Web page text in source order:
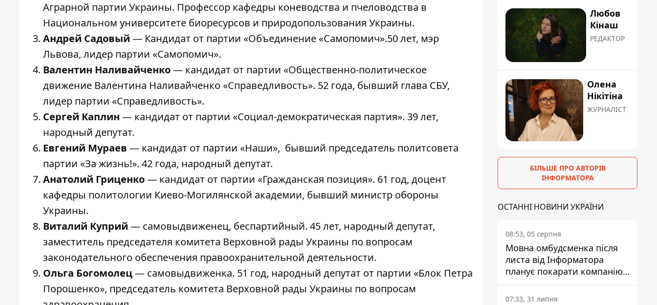
Аграрной партии Украины. Профессор кафедры коневодства и пчеловодства в
Национальном университете биоресурсов и природопользования Украины.
Андрей Садовый — Кандидат от партии «Объединение «Самопомич».50 лет, мэр
Львова, лидер партии «Самопомич».
Валентин Наливайченко— кандидат от партии «Общественно-политическое
движение Валентина Наливайченко «Справедливость». 52 года, бывший глава СБУ,
лидер партии «Справедливость».
Сергей Каплин — кандидат от партии «Социал-демократическая партия». 39 лет,
народный депутат.
Евгений Мураев — кандидат от партии «Наши», бывший председатель политсовета
партии «За жизнь!». 42 года, народный депутат.
Анатолий Гриценко— кандидат от партии «Гражданская позиция». 61 год, доцент
кафедры политологии Киево-Могилянской академии, бывший министр обороны
Украины.
Виталий Куприй — самовыдвиженец, беспартийный. 45 лет, народный депутат,
заместитель председателя комитета Верховной рады Украины по вопросам
законодательного обеспечения правоохранительной деятельности.
Ольга Богомолец— самовыдвиженка. 51 год, народный депутат от партии «Блок Петра
Порошенко», председатель комитета Верховной рады Украины по вопросам
Любов
Кінаш
РЕДАКТОР
Олена
Нікітіна
ЖУРНАЛІСТ
БІЛЬШЕ ПРО АВТОРІВ
ІНФОРМАТОРА
ОСТАННІ НОВИНИ УКРАЇНИ
08:53, 05 серпня
Мовна омбудсменка після
листа від Інформатора
планує покарати компанію-
підрядника ПриватБанку
07:33, 31 липня